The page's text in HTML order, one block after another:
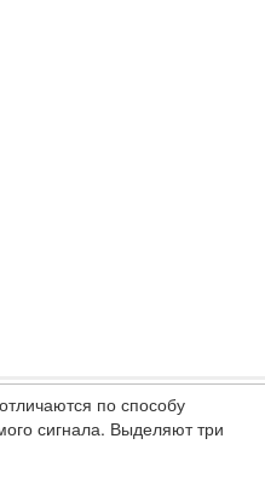
по способу
сигнала. Выделяют три